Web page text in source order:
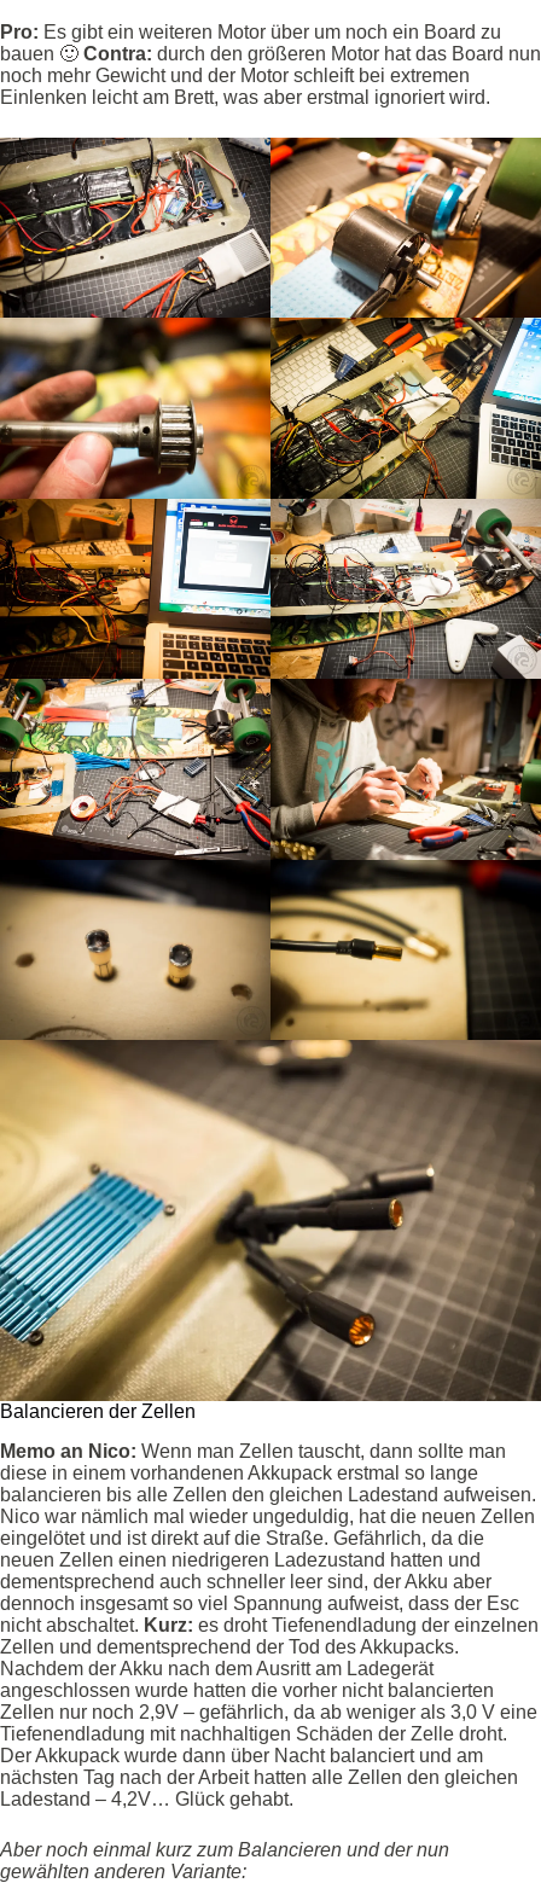
Pro: Es gibt ein weiteren Motor über um noch ein Board zu
bauen 🙂 Contra: durch den größeren Motor hat das Board nun
noch mehr Gewicht und der Motor schleift bei extremen
Einlenken leicht am Brett, was aber erstmal ignoriert wird.
Balancieren der Zellen
Memo an Nico: Wenn man Zellen tauscht, dann sollte man
diese in einem vorhandenen Akkupack erstmal so lange
balancieren bis alle Zellen den gleichen Ladestand aufweisen.
Nico war nämlich mal wieder ungeduldig, hat die neuen Zellen
eingelötet und ist direkt auf die Straße. Gefährlich, da die
neuen Zellen einen niedrigeren Ladezustand hatten und
dementsprechend auch schneller leer sind, der Akku aber
dennoch insgesamt so viel Spannung aufweist, dass der Esc
nicht abschaltet. Kurz: es droht Tiefenendladung der einzelnen
Zellen und dementsprechend der Tod des Akkupacks.
Nachdem der Akku nach dem Ausritt am Ladegerät
angeschlossen wurde hatten die vorher nicht balancierten
Zellen nur noch 2,9V – gefährlich, da ab weniger als 3,0 V eine
Tiefenendladung mit nachhaltigen Schäden der Zelle droht.
Der Akkupack wurde dann über Nacht balanciert und am
nächsten Tag nach der Arbeit hatten alle Zellen den gleichen
Ladestand – 4,2V… Glück gehabt.
Aber noch einmal kurz zum Balancieren und der nun
gewählten anderen Variante: